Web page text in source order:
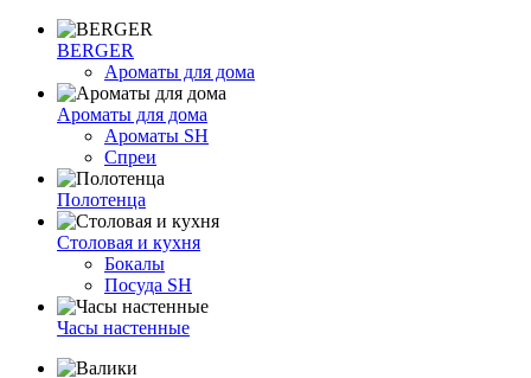
BERGER
Ароматы для дома
Ароматы для дома
Ароматы SH
Спреи
Полотенца
Столовая и кухня
Бокалы
Посуда SH
Часы настенные